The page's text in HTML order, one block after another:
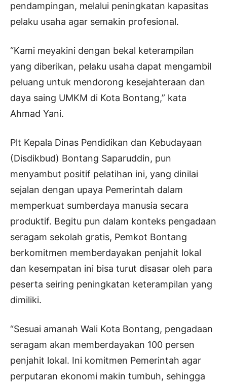
pendampingan, melalui peningkatan kapasitas
pelaku usaha agar semakin profesional.
“Kami meyakini dengan bekal keterampilan
yang diberikan, pelaku usaha dapat mengambil
peluang untuk mendorong kesejahteraan dan
daya saing UMKM di Kota Bontang,” kata
Ahmad Yani.
Plt Kepala Dinas Pendidikan dan Kebudayaan
(Disdikbud) Bontang Saparuddin, pun
menyambut positif pelatihan ini, yang dinilai
sejalan dengan upaya Pemerintah dalam
memperkuat sumberdaya manusia secara
produktif. Begitu pun dalam konteks pengadaan
seragam sekolah gratis, Pemkot Bontang
berkomitmen memberdayakan penjahit lokal
dan kesempatan ini bisa turut disasar oleh para
peserta seiring peningkatan keterampilan yang
dimiliki.
“Sesuai amanah Wali Kota Bontang, pengadaan
seragam akan memberdayakan 100 persen
penjahit lokal. Ini komitmen Pemerintah agar
perputaran ekonomi makin tumbuh, sehingga